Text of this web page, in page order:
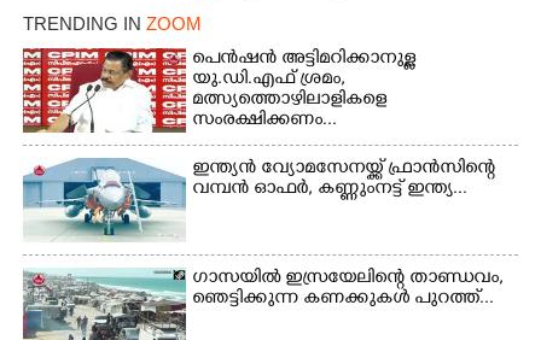
TRENDING IN ZOOM
പെൻഷൻ അട്ടിമറിക്കാനുള്ള
യു.ഡി.എഫ് ശ്രമം,
മത്സ്യത്തൊഴിലാളികളെ
സംരക്ഷിക്കണം...
ഇന്ത്യൻ വ്യോമസേനയ്ക്ക് ഫ്രാൻസിന്റെ
വമ്പൻ ഓഫർ, കണ്ണുംനട്ട് ഇന്ത്യ...
ഗാസയിൽ ഇസ്രയേലിന്റെ താണ്ഡവം,
ഞെട്ടിക്കുന്ന കണക്കുകൾ പുറത്ത്...